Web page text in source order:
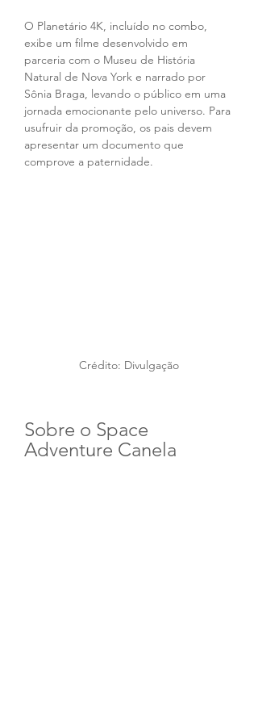
O Planetário 4K, incluído no combo,
exibe um filme desenvolvido em
parceria com o Museu de História
Natural de Nova York e narrado por
Sônia Braga, levando o público em uma
jornada emocionante pelo universo. Para
usufruir da promoção, os pais devem
apresentar um documento que
comprove a paternidade.
Crédito: Divulgação
Sobre o Space
Adventure Canela